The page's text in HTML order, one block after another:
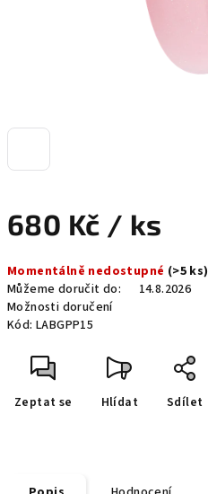
680 Kč / ks
cena:
Momentálně nedostupné (>5 ks)
Můžeme doručit do:
14.8.2026
Možnosti doručení
Kód: LABGPP15
Zeptat se Hlídat Sdílet